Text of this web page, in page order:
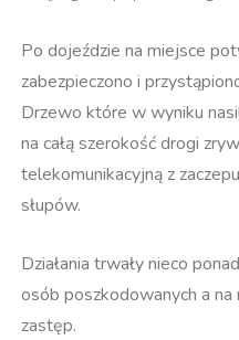
Po dojeździe na miejsce
zabezpieczono i
Drzewo które w wyniku
na całą szerokość drogi
telekomunikacyjną z
słupów.
Działania trwały nieco
osób poszkodowanych a
zastęp.